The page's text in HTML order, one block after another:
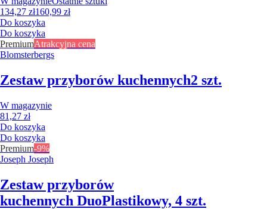
134,27 zł160,99 zł
Do koszyka
Do koszyka
PremiumAtrakcyjna cena
Blomsterbergs
Zestaw przyborów kuchennych2 szt.
W magazynie
81,27 zł
Do koszyka
Do koszyka
Premium-9%
Joseph Joseph
Zestaw przyborów
kuchennych DuoPlastikowy, 4 szt.